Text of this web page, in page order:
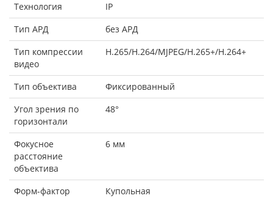
Технология
IP
Тип АРД
без АРД
Тип компрессии
видео
H.265/H.264/MJPEG/H.265+/H.264+
Тип объектива
Фиксированный
Угол зрения по
горизонтали
48°
Фокусное
расстояние
объектива
6 мм
Форм-фактор Купольная